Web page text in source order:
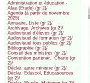
Administration et éducation -
Afae (Etude) (gr 2)/
Agenda (à partir de novembre
2025)
Annuaire, Liste (gr 2)/
Archivage, Archives (gr 2)/
Audiovisuel d’élèves (gr 2)/
Audiovisuel de formation (gr 2)/
Audiovisuel tous publics (gr 2)/
Bibliographie (gr 2)/
Conseil des ministres (gr 2)/
Convention partenar., Charte (gr
2)/
Déclar. autre ministre (gr 2)/
Déclar. Eduscol, Educasources
(gr 2)/